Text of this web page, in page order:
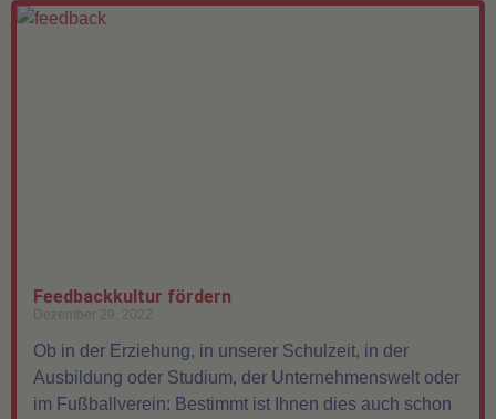
Feedbackkultur fördern
Dezember 29, 2022
Ob in der Erziehung, in unserer Schulzeit, in der
Ausbildung oder Studium, der Unternehmenswelt oder
im Fußballverein: Bestimmt ist Ihnen dies auch schon